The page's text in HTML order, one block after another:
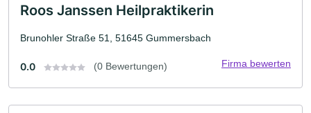
Roos Janssen Heilpraktikerin
Brunohler Straße 51, 51645 Gummersbach
0.0 (0 Bewertungen) Firma bewerten